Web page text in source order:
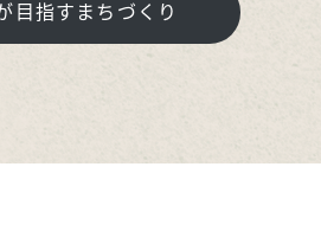
目指すまちづくり